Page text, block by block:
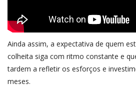
Ainda assim, a expectativa de quem
colheita siga com ritmo constante e
tardem a refletir os esforços e
meses.